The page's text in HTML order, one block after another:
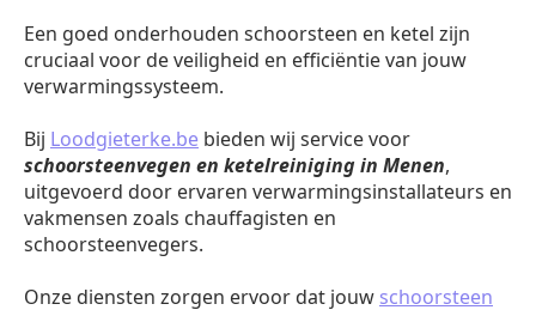
Een goed onderhouden schoorsteen en ketel zijn
cruciaal voor de veiligheid en efficiëntie van jouw
verwarmingssysteem.
Bij Loodgieterke.be bieden wij service voor
schoorsteenvegen en ketelreiniging in Menen,
uitgevoerd door ervaren verwarmingsinstallateurs en
vakmensen zoals chauffagisten en
schoorsteenvegers.
Onze diensten zorgen ervoor dat jouw schoorsteen